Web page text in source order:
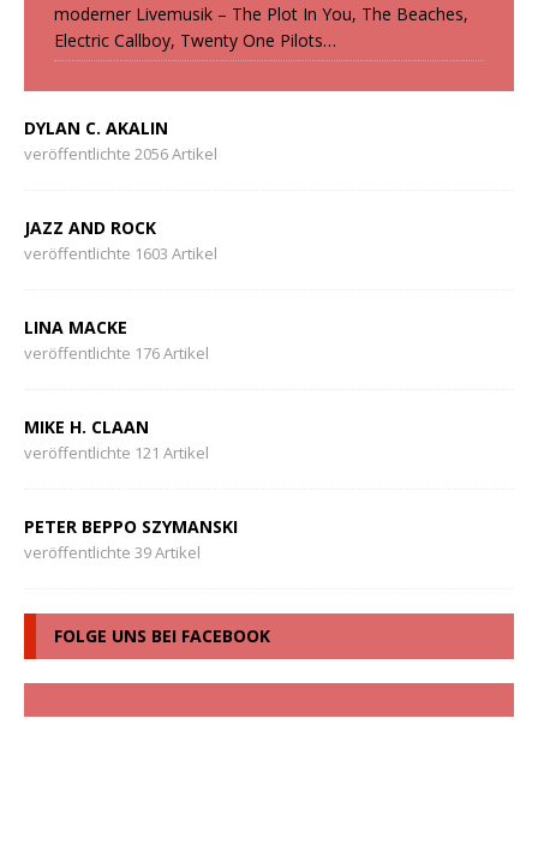
moderner Livemusik – The Plot In You, The Beaches,
Electric Callboy, Twenty One Pilots…
DYLAN C. AKALIN
veröffentlichte 2056 Artikel
JAZZ AND ROCK
veröffentlichte 1603 Artikel
LINA MACKE
veröffentlichte 176 Artikel
MIKE H. CLAAN
veröffentlichte 121 Artikel
PETER BEPPO SZYMANSKI
veröffentlichte 39 Artikel
FOLGE UNS BEI FACEBOOK